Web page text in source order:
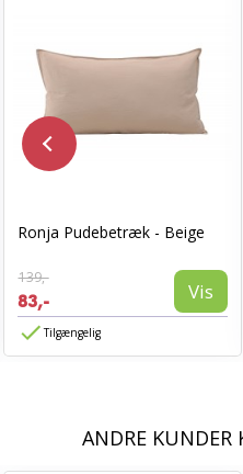
Ronja Pudebetræk - Beige
139,-
83,- Vis
Tilgængelig
ANDRE KUNDER